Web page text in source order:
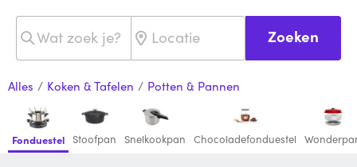
Zoeken
Alles / Koken & Tafelen / Potten & Pannen
Fonduestel Stoofpan Snelkookpan Chocoladefonduestel